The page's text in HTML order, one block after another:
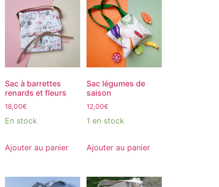
Sac à barrettes
renards et fleurs
18,00€
En stock
Ajouter au panier
Sac légumes de
saison
12,00€
1 en stock
Ajouter au panier